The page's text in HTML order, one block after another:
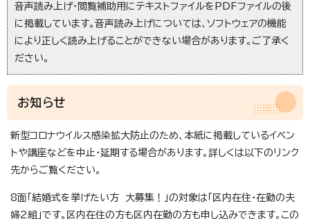
音声読み上げ・閲覧補助用にテキストファイルをPDFファイルの後
に掲載しています。音声読み上げについては、ソフトウェアの機能
により正しく読み上げることができない場合があります。ご了承く
ださい。
お知らせ
新型コロナウイルス感染拡大防止のため、本紙に掲載しているイベン
トや講座などを中止・延期する場合があります。詳しくは以下のリンク
先からご覧ください。
8面「結婚式を挙げたい方 大募集！」の対象は「区内在住・在勤の夫
婦2組」です。区内在住の方も区内在勤の方も申し込みできます。この